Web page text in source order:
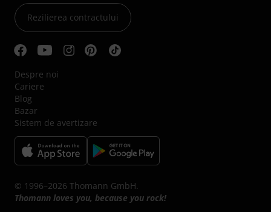
Rezilierea contractului
Despre noi
Cariere
Blog
Bazar
Sistem de avertizare
© 1996–2026 Thomann GmbH.
Thomann loves you, because you rock!